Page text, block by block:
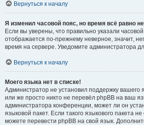
Вернуться к началу
Я изменил часовой пояс, но время всё равно
Если вы уверены, что правильно указали
отображается по-прежнему неверное, значит,
время на сервере. Уведомите администратора
Вернуться к началу
Моего языка нет в списке!
Администратор не установил поддержку вашего
или же просто никто не перевёл phpBB на ваш
администратора конференции, может ли он
языковой пакет. Если такого языкового пакета
можете перевести phpBB на свой язык.